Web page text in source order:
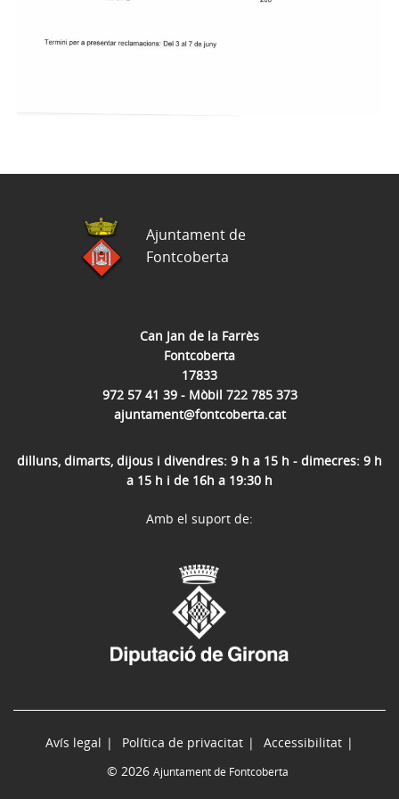
Can Jan de la Farrès
Fontcoberta
17833
972 57 41 39 - Mòbil 722 785 373
ajuntament@fontcoberta.cat
dilluns, dimarts, dijous i divendres: 9 h a 15 h - dimecres: 9 h
a 15 h i de 16h a 19:30 h
Ajuntament de
Fontcoberta
Avís legal Política de privacitat
Accessibilitat
© 2026 Ajuntament de Fontcoberta
Amb el suport de: